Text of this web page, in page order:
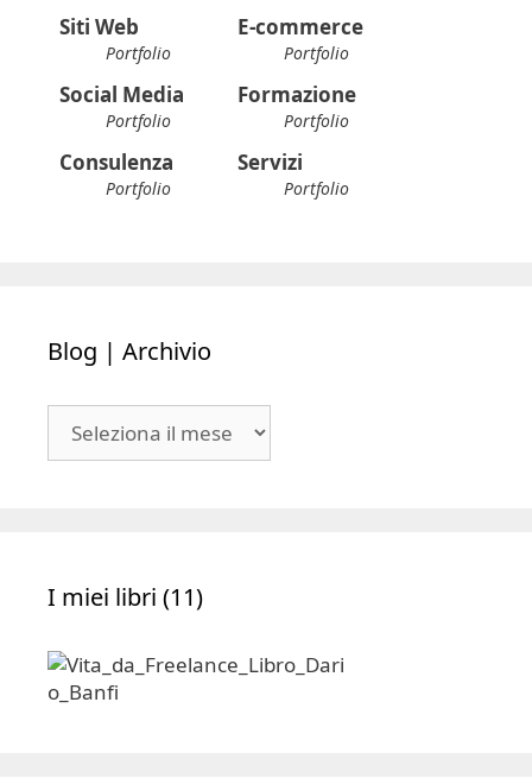
Siti Web
Portfolio
E-commerce
Portfolio
Social Media
Portfolio
Formazione
Portfolio
Consulenza
Portfolio
Servizi
Portfolio
Blog | Archivio
I miei libri (11)